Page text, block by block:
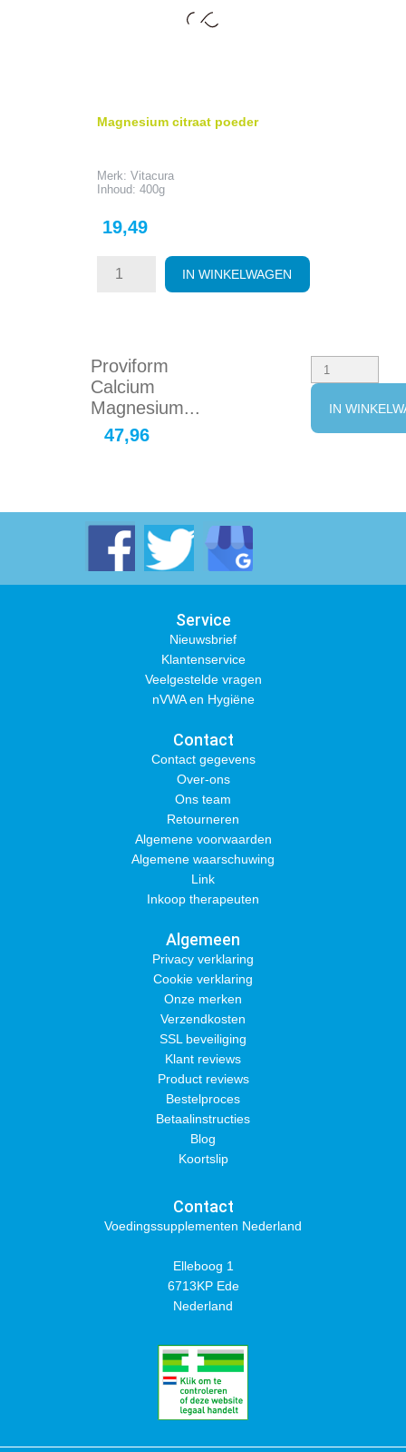
Magnesium citraat poeder
Merk: Vitacura
Inhoud: 400g
Prijs
19,49
IN WINKELWAGEN
Proviform
Calcium
Magnesium...
47,96
IN
Service
Nieuwsbrief
Klantenservice
Veelgestelde vragen
nVWA en Hygiëne
Contact
Contact gegevens
Over-ons
Ons team
Retourneren
Algemene voorwaarden
Algemene waarschuwing
Link
Inkoop therapeuten
Algemeen
Privacy verklaring
Cookie verklaring
Onze merken
Verzendkosten
SSL beveiliging
Klant reviews
Product reviews
Bestelproces
Betaalinstructies
Blog
Koortslip
Contact
Voedingssupplementen Nederland
Elleboog 1
6713KP Ede
Nederland